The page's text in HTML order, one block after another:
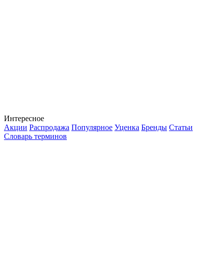
Интересное
Акции Распродажа Популярное Уценка Бренды Статьи
Словарь терминов